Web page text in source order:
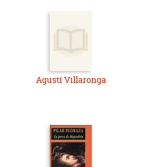
Agustí Villaronga